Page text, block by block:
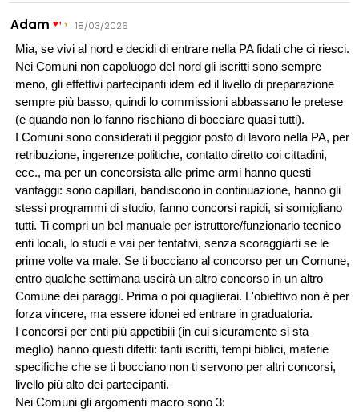
Adam :18/03/2026
Mia, se vivi al nord e decidi di entrare nella PA fidati che ci riesci.
Nei Comuni non capoluogo del nord gli iscritti sono sempre
meno, gli effettivi partecipanti idem ed il livello di preparazione
sempre più basso, quindi lo commissioni abbassano le pretese
(e quando non lo fanno rischiano di bocciare quasi tutti).
I Comuni sono considerati il peggior posto di lavoro nella PA, per
retribuzione, ingerenze politiche, contatto diretto coi cittadini,
ecc., ma per un concorsista alle prime armi hanno questi
vantaggi: sono capillari, bandiscono in continuazione, hanno gli
stessi programmi di studio, fanno concorsi rapidi, si somigliano
tutti. Ti compri un bel manuale per istruttore/funzionario tecnico
enti locali, lo studi e vai per tentativi, senza scoraggiarti se le
prime volte va male. Se ti bocciano al concorso per un Comune,
entro qualche settimana uscirà un altro concorso in un altro
Comune dei paraggi. Prima o poi quaglierai. L'obiettivo non è per
forza vincere, ma essere idonei ed entrare in graduatoria.
I concorsi per enti più appetibili (in cui sicuramente si sta
meglio) hanno questi difetti: tanti iscritti, tempi biblici, materie
specifiche che se ti bocciano non ti servono per altri concorsi,
livello più alto dei partecipanti.
Nei Comuni gli argomenti macro sono 3: